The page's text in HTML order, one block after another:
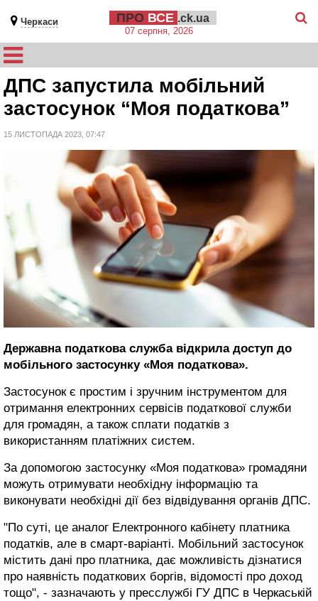
Черкаси ПРО ВСЕ .ck.ua
07 серпня, 2026
ДПС запустила мобільний
застосунок “Моя податкова”
15 ЛИСТОПАДА 2023, 07:47
Державна податкова служба відкрила доступ до
мобільного застосунку «Моя податкова».
Застосунок є простим і зручним інструментом для
отримання електронних сервісів податкової служби
для громадян, а також сплати податків з
використанням платіжних систем.
За допомогою застосунку «Моя податкова» громадяни
можуть отримувати необхідну інформацію та
виконувати необхідні дії без відвідування органів ДПС.
"По суті, це аналог Електронного кабінету платника
податків, але в смарт-варіанті. Мобільний застосунок
містить дані про платника, дає можливість дізнатися
про наявність податкових боргів, відомості про доход
тощо", - зазначають у пресслужбі ГУ ДПС в Черкаській